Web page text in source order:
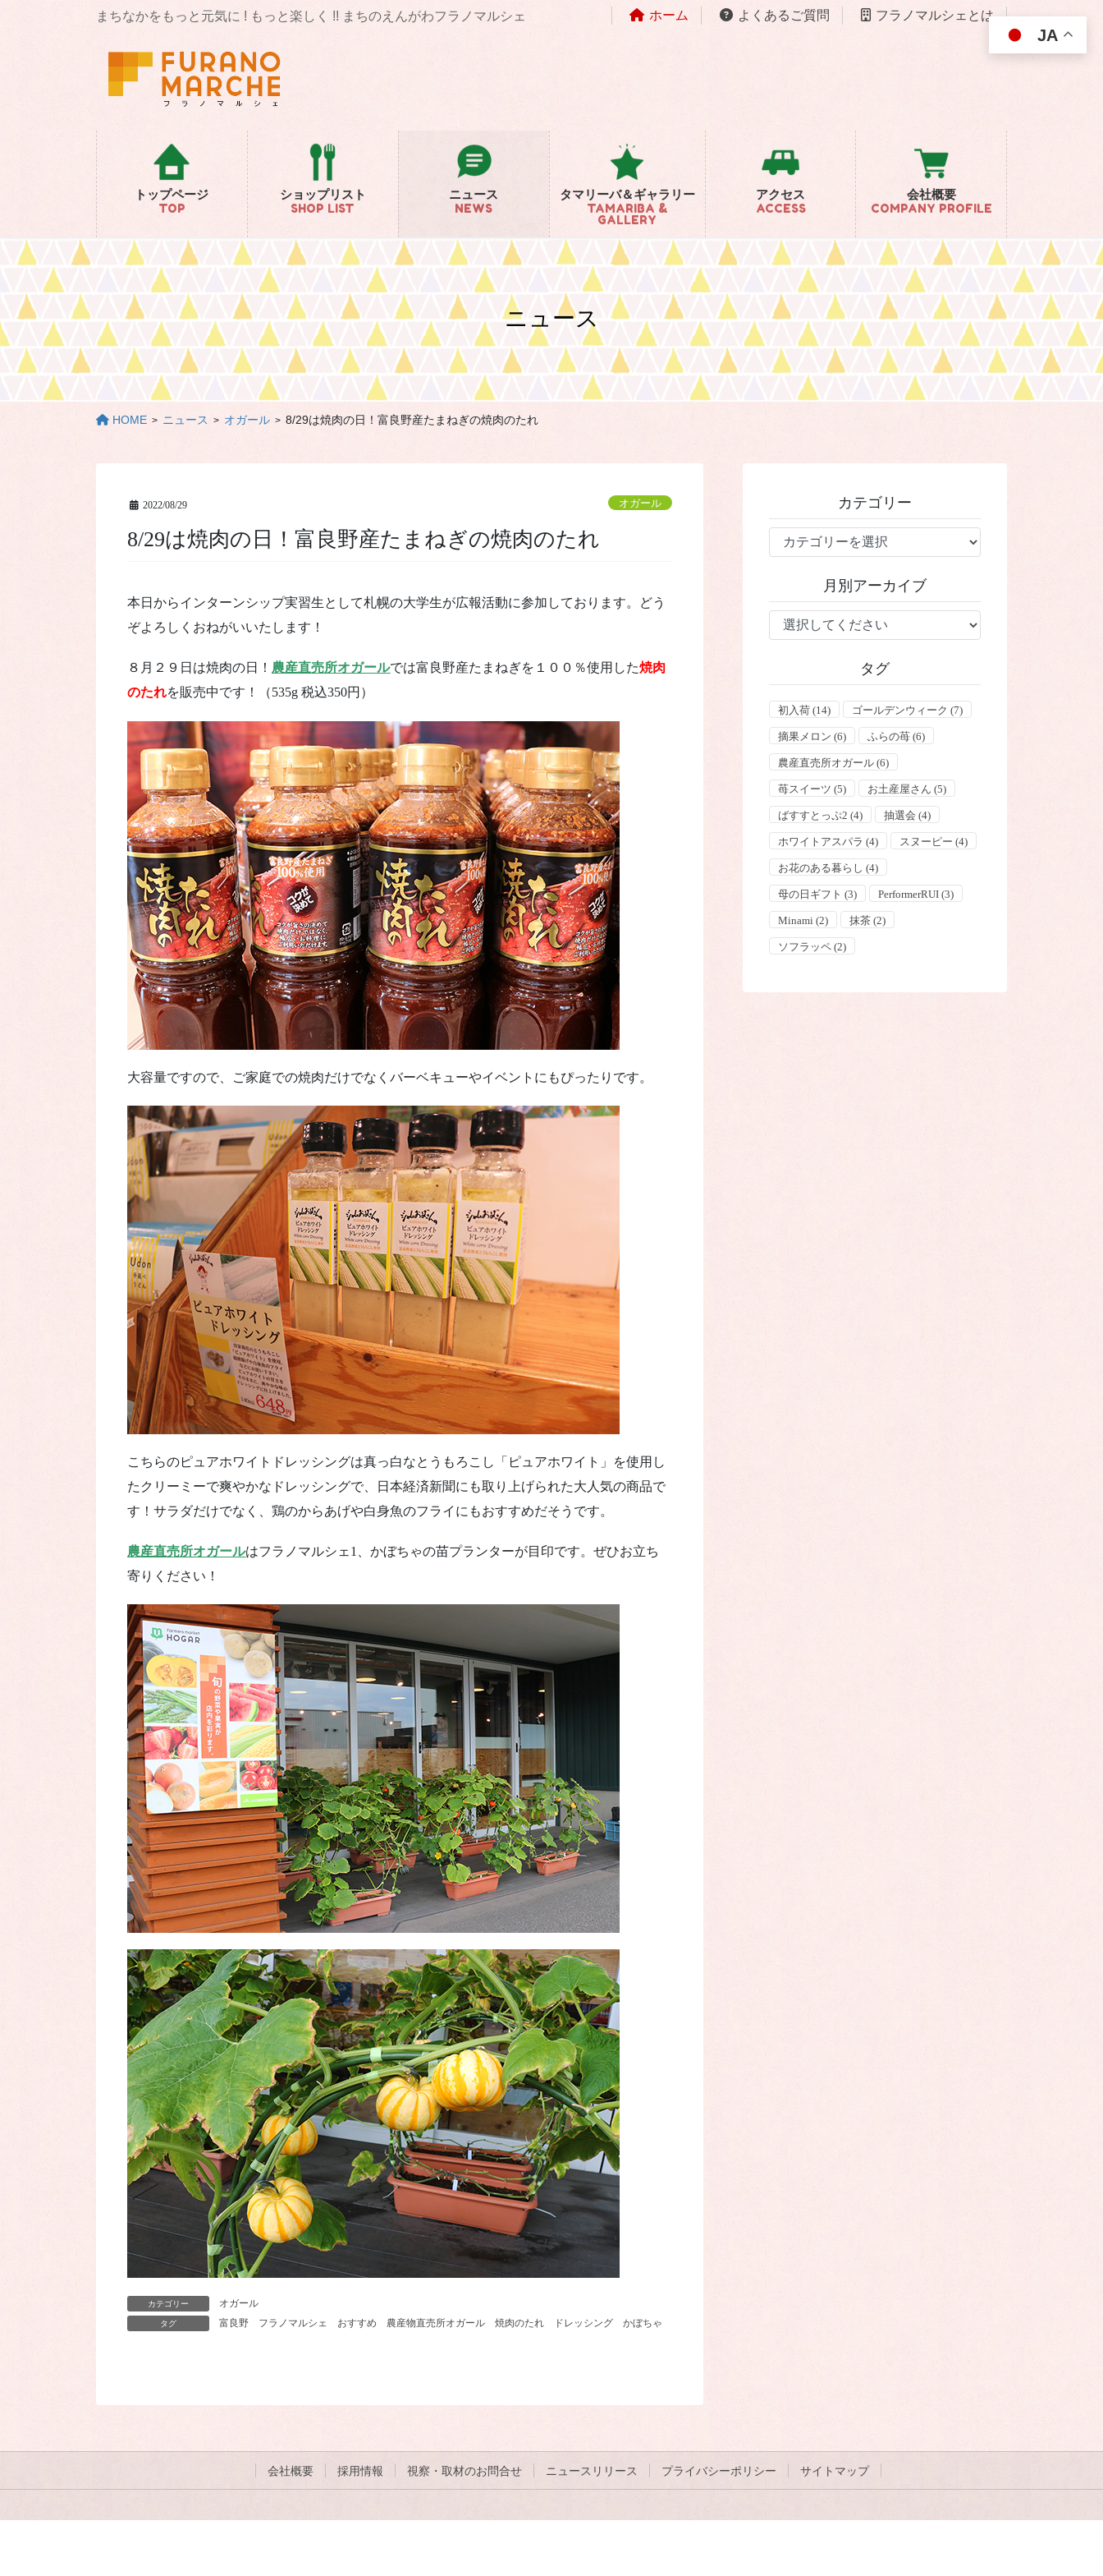
まちなかをもっと元気に ! もっと楽しく !! まちのえんがわフラノマルシェ ホーム よくあるご質問 フラノマルシェとは
トップページ
TOP
ショップリスト
SHOP LIST
ニュース
NEWS
タマリーバ＆ギャラリー
TAMARIBA &
GALLERY
アクセス
ACCESS
会社概要
COMPANY PROFILE
ニュース
HOME ニュース オガール 8/29は焼肉の日！富良野産たまねぎの焼肉のたれ
2022/08/29 オガール
8/29は焼肉の日！富良野産たまねぎの焼肉のたれ
本日からインターンシップ実習生として札幌の大学生が広報活動に参加しております。どう
ぞよろしくおねがいいたします！
８月２９日は焼肉の日！ 農産直売所オガールでは富良野産たまねぎを１００％使用した焼肉
のたれを販売中です！（535g 税込350円）
大容量ですので、ご家庭での焼肉だけでなくバーベキューやイベントにもぴったりです。
こちらのピュアホワイトドレッシングは真っ白なとうもろこし「ピュアホワイト」を使用し
たクリーミーで爽やかなドレッシングで、日本経済新聞にも取り上げられた大人気の商品で
す！サラダだけでなく、鶏のからあげや白身魚のフライにもおすすめだそうです。
農産直売所オガールはフラノマルシェ1、かぼちゃの苗プランターが目印です。ぜひお立ち
寄りください！
カテゴリー オガール
タグ 富良野 フラノマルシェ おすすめ 農産物直売所オガール 焼肉のたれ ドレッシング かぼちゃ
カテゴリー
テ
ー
月別アーカイブ
タグ
初入荷 (14) ゴールデンウィーク (7)
摘果メロン (6) ふらの苺 (6)
農産直売所オガール (6)
苺スイーツ (5) お土産屋さん (5)
ばすすとっぷ2 (4) 抽選会 (4)
ホワイトアスパラ (4) スヌーピー (4)
お花のある暮らし (4)
母の日ギフト (3) PerformerRUI (3)
Minami (2) 抹茶 (2)
ソフラッペ (2)
会社概要 採用情報 視察・取材のお問合せ ニュースリリース プライバシーポリシー サイトマップ
JA